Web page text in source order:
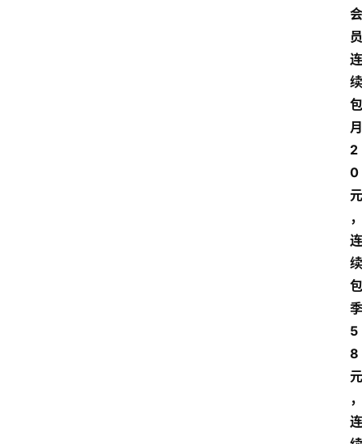
会
员
连
续
包
月
2
0
元
，
连
续
包
季
5
8
元
，
连